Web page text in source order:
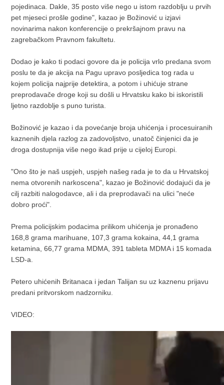
pojedinaca. Dakle, 35 posto više nego u istom razdoblju u prvih
pet mjeseci prošle godine", kazao je Božinović u izjavi
novinarima nakon konferencije o prekršajnom pravu na
zagrebačkom Pravnom fakultetu.
Dodao je kako ti podaci govore da je policija vrlo predana svom
poslu te da je akcija na Pagu upravo posljedica tog rada u
kojem policija najprije detektira, a potom i uhićuje strane
preprodavače droge koji su došli u Hrvatsku kako bi iskoristili
ljetno razdoblje s puno turista.
Božinović je kazao i da povećanje broja uhićenja i procesuiranih
kaznenih djela razlog za zadovoljstvo, unatoč činjenici da je
droga dostupnija više nego ikad prije u cijeloj Europi.
"Ono što je naš uspjeh, uspjeh našeg rada je to da u Hrvatskoj
nema otvorenih narkoscena", kazao je Božinović dodajući da je
cilj razbiti nalogodavce, ali i da preprodavači na ulici "neće
dobro proći".
Prema policijskim podacima prilikom uhićenja je pronađeno
168,8 grama marihuane, 107,3 grama kokaina, 44,1 grama
ketamina, 66,77 grama MDMA, 391 tableta MDMA i 15 komada
LSD-a.
Petero uhićenih Britanaca i jedan Talijan su uz kaznenu prijavu
predani pritvorskom nadzorniku.
VIDEO: